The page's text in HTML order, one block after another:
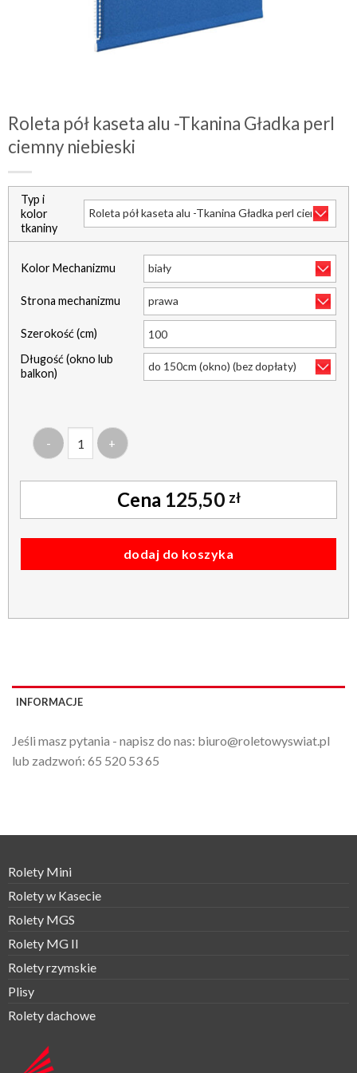
Roleta pół kaseta alu -Tkanina Gładka perl
ciemny niebieski
Typ i
kolor
tkaniny
Kolor Mechanizmu
Strona mechanizmu
Szerokość (cm)
Długość (okno lub
balkon)
ilość roleta pół kaseta alu -tkanina gładka perl ciemny
dodaj do koszyka
125,50 zł
INFORMACJE
Jeśli masz pytania - napisz do nas: biuro@roletowyswiat.pl
lub zadzwoń: 65 520 53 65
Rolety Mini
Rolety w Kasecie
Rolety MGS
Rolety MG II
Rolety rzymskie
Plisy
Rolety dachowe